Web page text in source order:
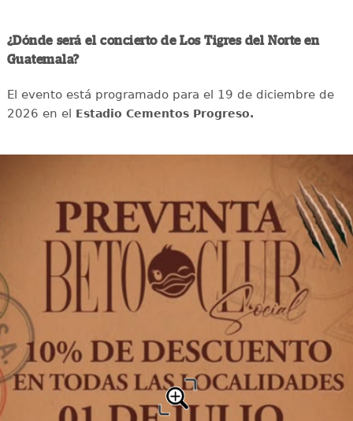
¿Dónde será el concierto de Los Tigres del Norte en
Guatemala?
El evento está programado para el 19 de diciembre de
2026 en el Estadio Cementos Progreso.